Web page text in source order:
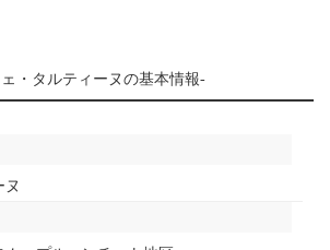
・タルティーヌの基本情報-